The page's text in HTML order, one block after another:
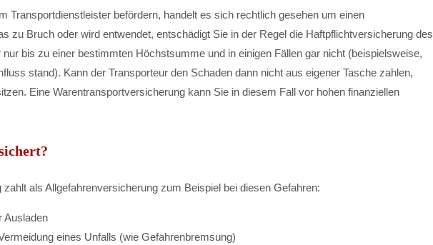
Transportdienstleister befördern, handelt es sich rechtlich gesehen um einen
zu Bruch oder wird entwendet, entschädigt Sie in der Regel die Haftpflichtversicherung des
bis zu einer bestimmten Höchstsumme und in einigen Fällen gar nicht (beispielsweise,
stand). Kann der Transporteur den Schaden dann nicht aus eigener Tasche zahlen,
Eine Warentransportversicherung kann Sie in diesem Fall vor hohen finanziellen
als Allgefahrenversicherung zum Beispiel bei diesen Gefahren:
Ausladen
eines Unfalls (wie Gefahrenbremsung)